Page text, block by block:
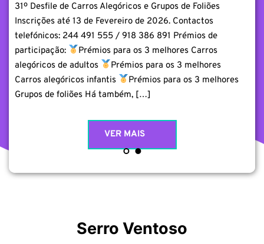
31º Desfile de Carros Alegóricos e Grupos de Foliões
Inscrições até 13 de Fevereiro de 2026. Contactos
telefónicos: 244 491 555 / 918 386 891 Prémios de
participação:
Prémios para os 3 melhores Carros
alegóricos de adultos
Prémios para os 3 melhores
Carros alegóricos infantis
Prémios para os 3 melhores
Grupos de foliões Há também, […]
VER MAIS
Serro Ventoso